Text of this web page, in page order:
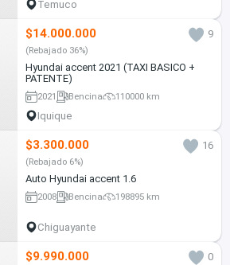
Temuco
$14.000.000 9
(Rebajado 36%)
Hyundai accent 2021 (TAXI BASICO +
PATENTE)
2021 Bencina 110000 km
Iquique
$3.300.000 16
(Rebajado 6%)
Auto Hyundai accent 1.6
2008 Bencina 198895 km
Chiguayante
$9.990.000
0